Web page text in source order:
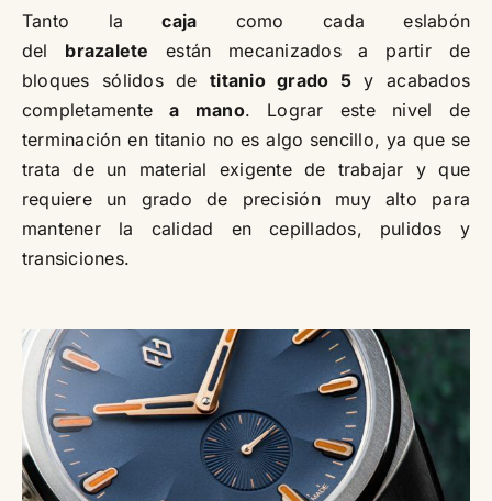
Tanto lacaja como cada eslabón
del brazalete están mecanizados a partir de
bloques sólidos detitanio grado 5 y acabados
completamentea mano. Lograr este nivel de
terminación en titanio no es algo sencillo, ya que se
trata de un material exigente de trabajar y que
requiere un grado de precisión muy alto para
mantener la calidad en cepillados, pulidos y
transiciones.